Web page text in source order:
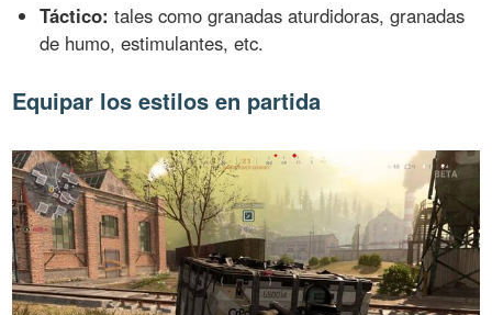
Táctico: tales como granadas aturdidoras, granadas
de humo, estimulantes, etc.
Equipar los estilos en partida